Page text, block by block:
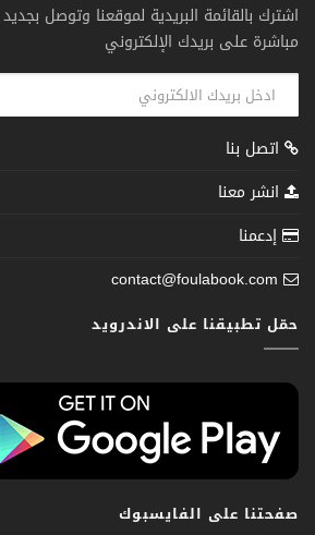
اشترك بالقائمة البريدية لموقعنا وتوصل
مباشرة على بريدك الإلكتروني
اتصل بنا
انشر معنا
إدعمنا
contact@foulabook.com
حمّل تطبيقنا على الاندرويد
صفحتنا على الفايسبوك